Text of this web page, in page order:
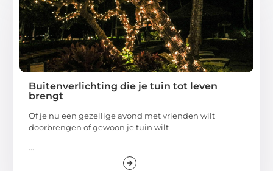
Buitenverlichting die je tuin tot leven
brengt
Of je nu een gezellige avond met vrienden wilt
doorbrengen of gewoon je tuin wilt
...